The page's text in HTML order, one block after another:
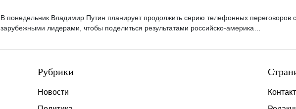
В понедельник Владимир Путин планирует продолжить серию телефонных переговоров с
зарубежными лидерами, чтобы поделиться результатами российско-америка…
Рубрики
Новости